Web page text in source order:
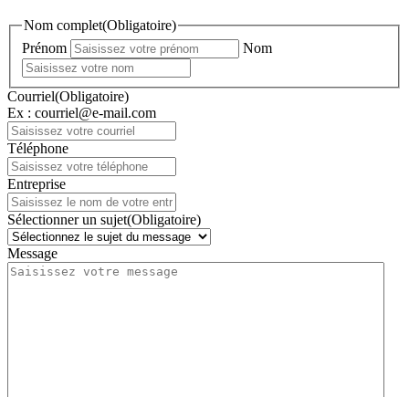
Nom complet(Obligatoire)
Prénom
Nom
Courriel(Obligatoire)
Ex : courriel@e-mail.com
Téléphone
Entreprise
Sélectionner un sujet(Obligatoire)
Message